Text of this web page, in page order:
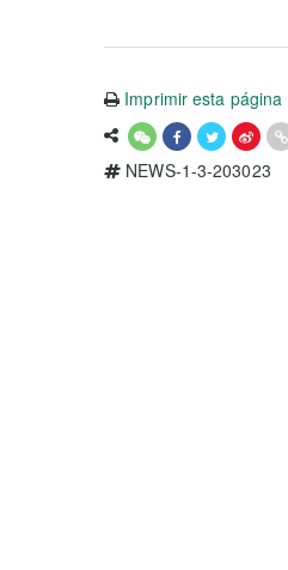
Imprimir esta página
NEWS-1-3-203023